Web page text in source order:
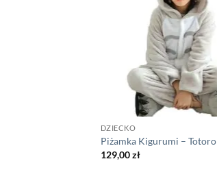
DZIECKO
Piżamka Kigurumi – Totoro
129,00zł